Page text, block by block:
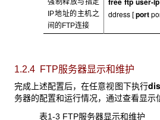
强制释放与指定
IP地址的主机之
间的FTP连接
ddress [port
1.2.4 FTP服务器显示和维护
完成上述配置后，在任意视图下执行
务器的配置和运行情况，通过查看显示
表1-3 FTP服务器显示和维护